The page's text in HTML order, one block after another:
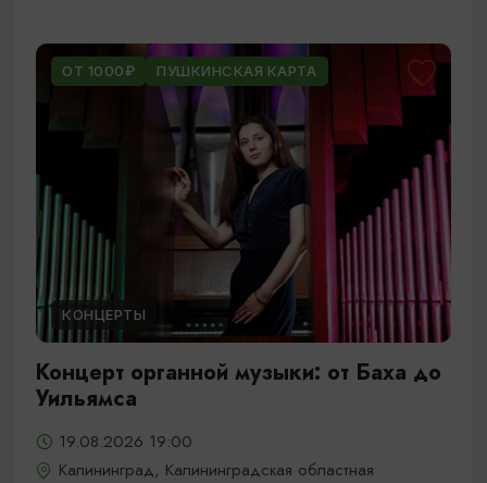
ОТ 1000₽ ПУШКИНСКАЯ КАРТА
КОНЦЕРТЫ
Концерт органной музыки: от Баха до
Уильямса
19.08.2026 19:00
Калининград, Калининградская областная